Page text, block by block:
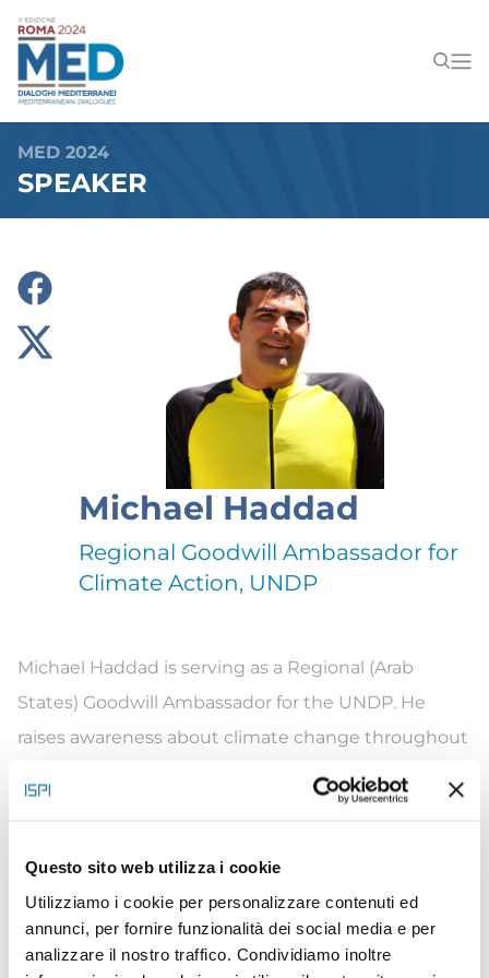
Questo sito web utilizza i cookie
Utilizziamo i cookie per personalizzare contenuti ed
annunci, per fornire funzionalità dei social media e per
analizzare il nostro traffico. Condividiamo inoltre
MED 2024
SPEAKER
Michael Haddad
Regional Goodwill Ambassador for
Climate Action, UNDP
Michael Haddad is serving as a Regional (Arab
States) Goodwill Ambassador for the UNDP. He
raises awareness about climate change throughout
the region also by taking on physical challenges,
such as a 60,000-step “Cedar Walk” in Bsharre to
woods (2013), the climbing of Beirut’s Raouche
Rock to highlight the escalating problem of sea
pollution (2014), the snowshoeing of the Black